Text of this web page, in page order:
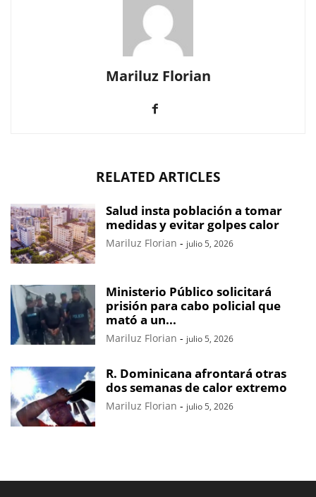
Mariluz Florian
RELATED ARTICLES
Salud insta población a tomar
medidas y evitar golpes calor
Mariluz Florian - julio 5, 2026
Ministerio Público solicitará
prisión para cabo policial que
mató a un...
Mariluz Florian - julio 5, 2026
R. Dominicana afrontará otras
dos semanas de calor extremo
Mariluz Florian - julio 5, 2026